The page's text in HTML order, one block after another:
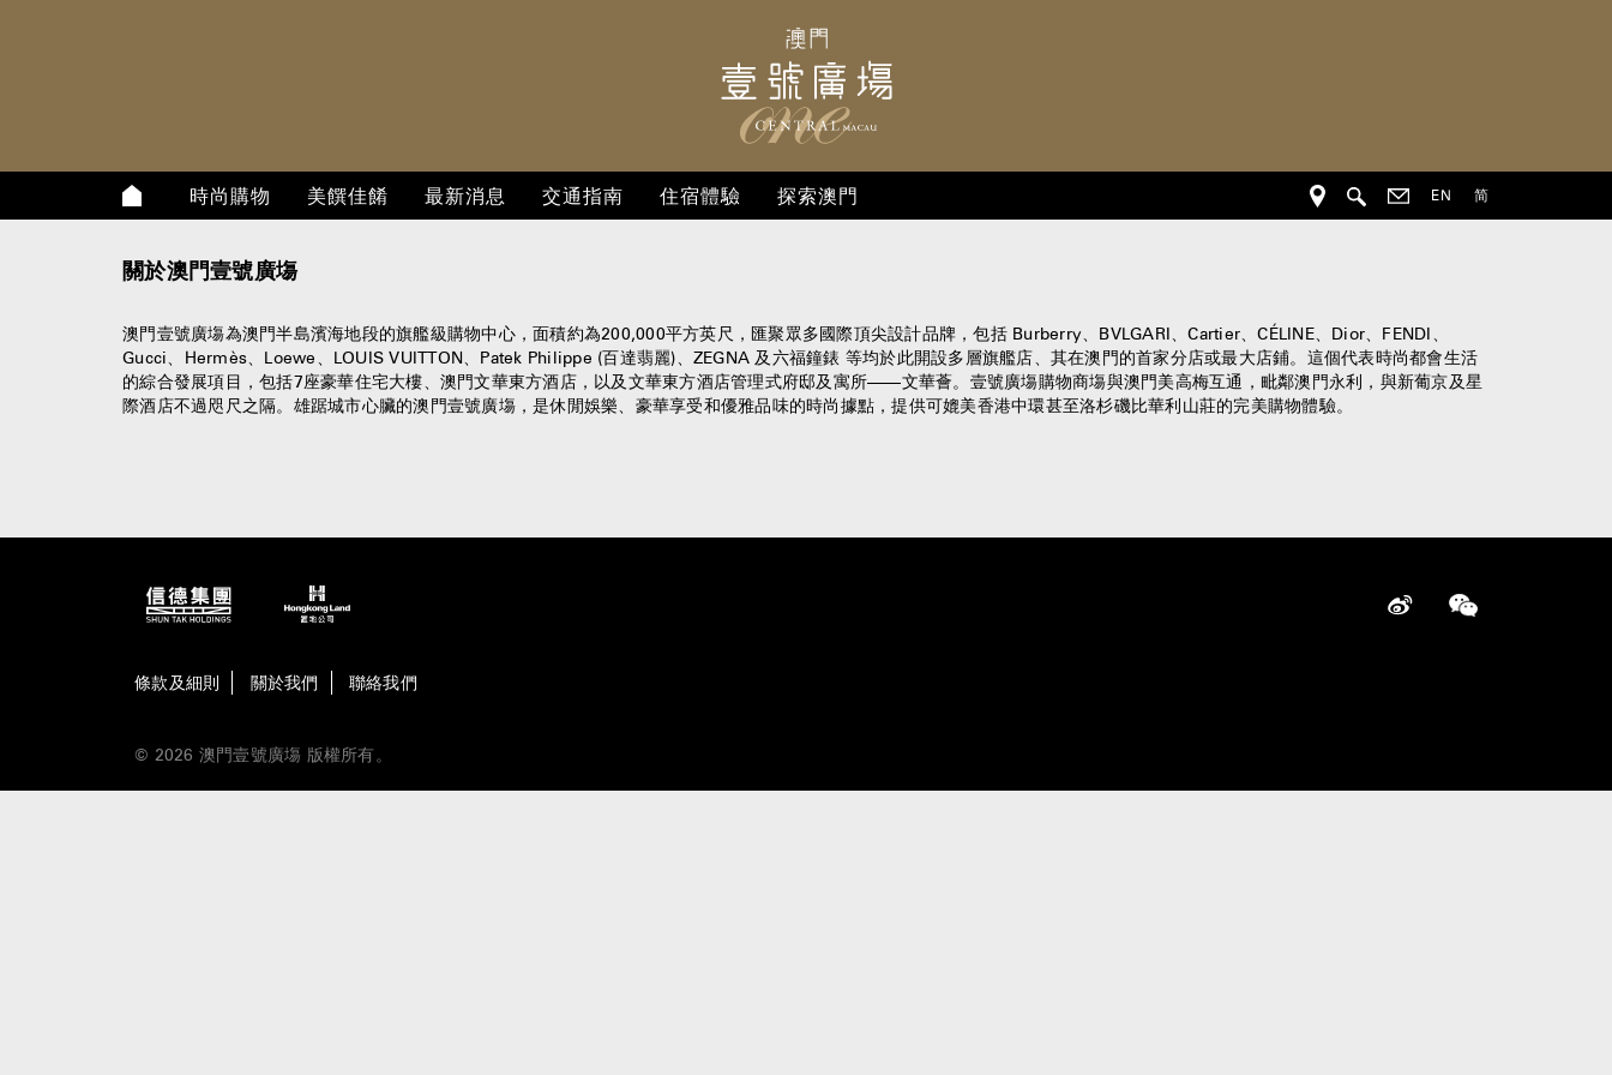
時尚購物 美饌佳餚 最新消息 交通指南 住宿體驗 探索澳門 EN 简
關於澳門壹號廣塲
澳門壹號廣塲為澳門半島濱海地段的旗艦級購物中心，面積約為200,000平方英尺，匯聚眾多國際頂尖設計品牌，包括 Burberry、BVLGARI、Cartier、CÉLINE、Dior、FENDI、
Gucci、Hermès、Loewe、LOUIS VUITTON、Patek Philippe (百達翡麗)、ZEGNA 及六福鐘錶 等均於此開設多層旗艦店、其在澳門的首家分店或最大店鋪。這個代表時尚都會生活
的綜合發展項目，包括7座豪華住宅大樓、澳門文華東方酒店，以及文華東方酒店管理式府邸及寓所——文華薈。壹號廣塲購物商塲與澳門美高梅互通，毗鄰澳門永利，與新葡京及星
際酒店不過咫尺之隔。雄踞城市心臟的澳門壹號廣塲，是休閒娛樂、豪華享受和優雅品味的時尚據點，提供可媲美香港中環甚至洛杉磯比華利山莊的完美購物體驗。
條款及細則 關於我們 聯絡我們
© 2026 澳門壹號廣塲 版權所有。